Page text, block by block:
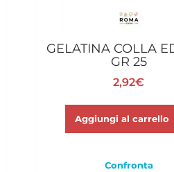
GELATINA COLLA
GR 25
2,92€
Aggiungi al carrello
Confronta